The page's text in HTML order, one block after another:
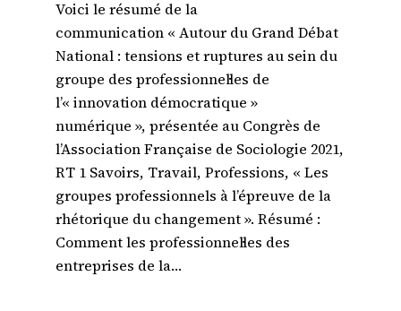
Voici le résumé de la
communication « Autour du Grand Débat
National : tensions et ruptures au sein du
groupe des professionnel·les de
l’« innovation démocratique »
numérique », présentée au Congrès de
l’Association Française de Sociologie 2021,
RT 1 Savoirs, Travail, Professions, « Les
groupes professionnels à l’épreuve de la
rhétorique du changement ». Résumé :
Comment les professionnel·les des
entreprises de la…